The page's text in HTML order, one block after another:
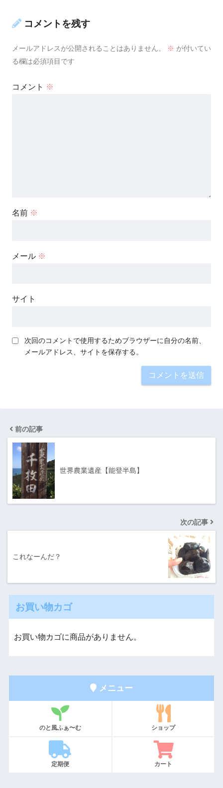
コメントを残す
メールアドレスが公開されることはありません。 ※ が付いてい
る欄は必須項目です
コメント ※
名前 ※
メール ※
サイト
次回のコメントで使用するためブラウザーに自分の名前、
メールアドレス、サイトを保存する。
前の記事
世界農業遺産【能登半島】
次の記事
これなーんだ？
お買い物カゴ
お買い物カゴに商品がありません。
メニュー
のと風ふぁ〜む ショップ
定期便 カート